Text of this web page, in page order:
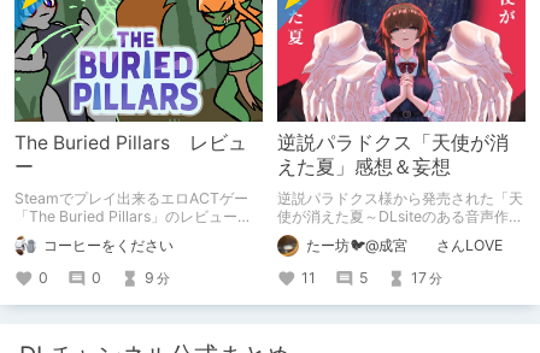
The Buried Pillars レビュ
ー
Steamでプレイ出来るエロACTゲー
「The Buried Pillars」のレビューで
す。
コーヒーをください
0
0 9 分
逆説パラドクス「天使が消
えた夏」感想＆妄想
逆説パラドクス様から発売された「天
使が消えた夏～DLsiteのある音声作品
について～」の感想です。 妄想も多
いです。たー坊🐦@成宮 さんLOVE
11
5 17分